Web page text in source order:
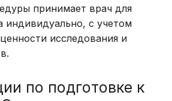
принимает врач для
индивидуально, с учетом
исследования и
по подготовке к